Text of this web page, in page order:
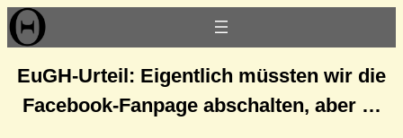
Zum
Inhalt
EuGH-Urteil: Eigentlich müssten wir die
Facebook-Fanpage abschalten, aber …